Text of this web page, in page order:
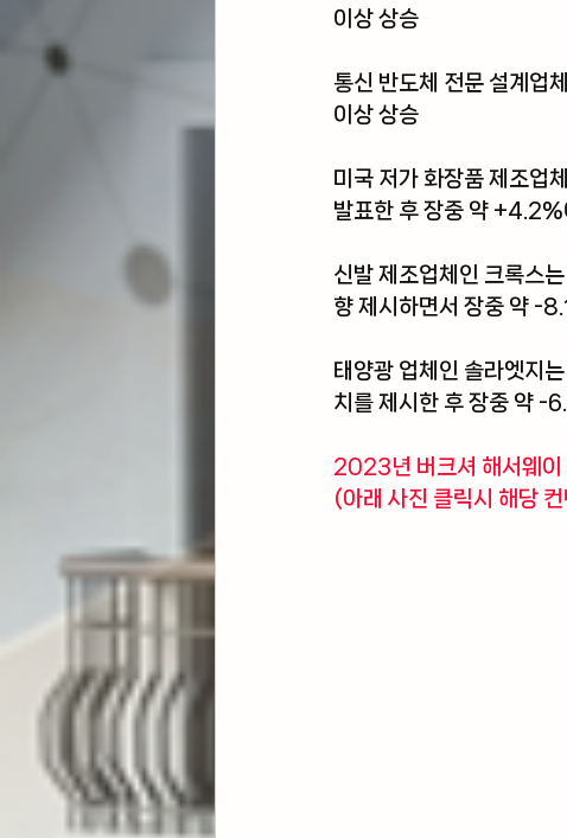
이상 상승
통신 반도체 전문 설계업
이상 상승
미국 저가 화장품 제조업
발표한 후 장중 약 +4.2%
신발 제조업체인 크록스
향 제시하면서 장중 약 -
태양광 업체인 솔라엣지
치를 제시한 후 장중 약 -
2023년 버크셔 해서웨
(아래 사진 클릭시 해당